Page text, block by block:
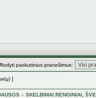
Rodyti paskutinius pranešimus:
]
» SKELBIMAI:RENGINIAI,